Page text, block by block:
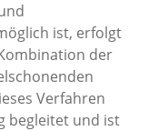
ist, erfolgt
der
Verfahren
begleitet und ist